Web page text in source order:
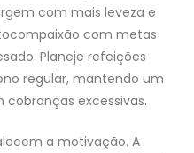
com mais leveza e
com metas
Planeje refeições
regular, mantendo um
excessivas.
a motivação. A